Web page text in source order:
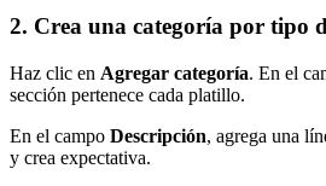
2. Crea una categoría por tipo
Haz clic en Agregar categoría. En el
sección pertenece cada platillo.
En el campo Descripción, agrega una
y crea expectativa.